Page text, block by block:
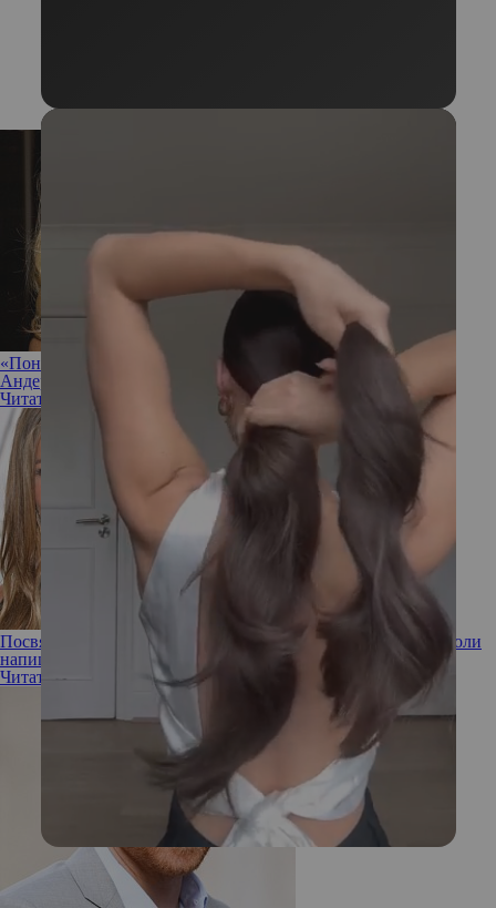
«Понятия не имею, есть ли у меня седина!»: почему Памела
Андерсон красит волосы сама и только дешевой краской
Читать полностью
Посвятят их Питту? Дженнифер Энистон и Анджелина Джоли
напишут мемуары
Читать полностью